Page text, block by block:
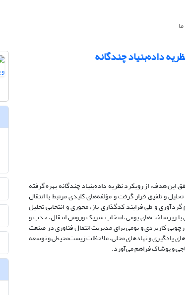
داده‌بنیاد چندگانه
هدف، از رویکرد نظریه داده‌بنیاد چندگانه بهره گرفته
با استفاده از روش فراترکیب59 مقاله علمی منتشرشده در فاصله سال‌های 2003تا2025 مورد تحلیل و تلفیق قرار گرفت و مؤلفه‌های کلیدی مرتبط با انتقال
خبرگان صنعت کفش و چرم گردآوری و طی فرایند کدگذاری باز، محوری و انتخابی تحلیل
با زیرساخت‌های بومی، انتخاب شریک وروش انتقال، جذب و
کاربردی و بومی برای مدیریت انتقال فناوری در صنعت
یادگیری و نهادهای محلی، ملاحظات زیست‌محیطی و توسعه
و پوشاک فراهم می‌آورد.